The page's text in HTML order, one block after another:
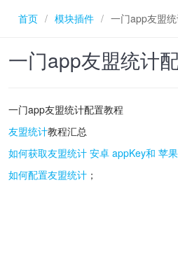
首页 / 模块插件 / 一门app友盟
一门app友盟统计
一门app友盟统计配置教程
友盟统计教程汇总
如何获取友盟统计 安卓 appKey和 苹
如何配置友盟统计 ；